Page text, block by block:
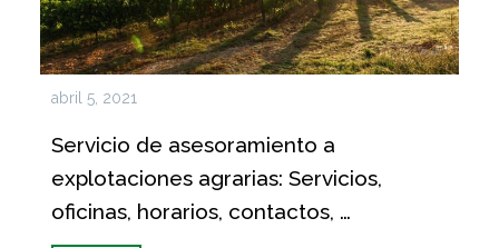
abril 5, 2021
Servicio de asesoramiento a
explotaciones agrarias: Servicios,
oficinas, horarios, contactos, …